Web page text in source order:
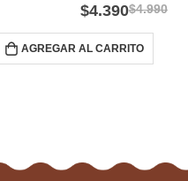
$4.990
$4.390
AGREGAR AL CARRITO